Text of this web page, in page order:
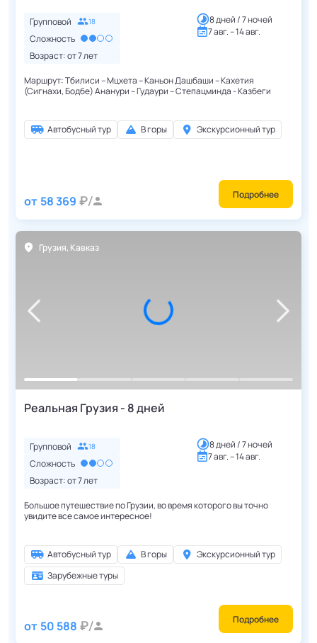
Групповой 18
Сложность
Возраст: от7лет
8 дней / 7 ночей
7 авг. – 14 авг.
Маршрут: Тбилиси – Мцхета – Каньон Дашбаши – Кахетия
(Сигнахи, Бодбе) Ананури – Гудаури – Степацминда - Казбеги
Автобусный тур В горы Экскурсионный тур
от 58 369 Подробнее
Грузия, Кавказ
Реальная Грузия - 8 дней
Групповой 18
Сложность
Возраст: от7лет
8 дней / 7 ночей
7 авг. – 14 авг.
Большое путешествие по Грузии, во время которого вы точно
увидите все самое интересное!
Автобусный тур В горы
Экскурсионный тур
Зарубежные туры
от 50 588 Подробнее